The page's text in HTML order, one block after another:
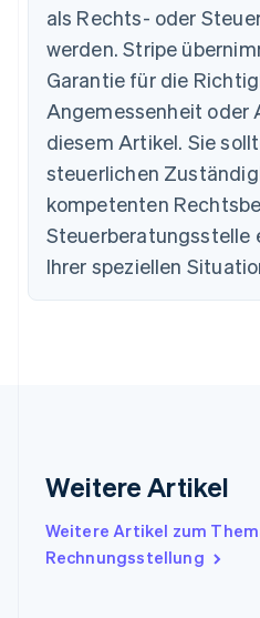
als Rechts- oder
werden. Stripe
Garantie für die
Angemessenheit
diesem Artikel. Sie
steuerlichen
kompetenten
Steuerberatungsstelle
Ihrer speziellen
Weitere Artikel
Weitere Artikel zum
Rechnungsstellung
Australien
English
Belgien
Brasilien
PortuguêsEnglish
Bulgarien
English
Dänemark
English
DeutschEnglish
Estland
Gibraltar
English
Griechenland
English
Indien